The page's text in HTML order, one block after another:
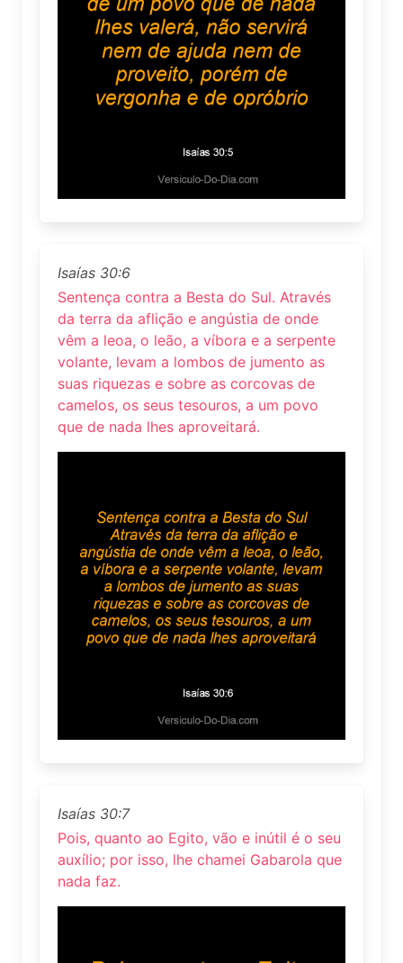
Isaías 30:6
Sentença contra a Besta do Sul. Através
da terra da aflição e angústia de onde
vêm a leoa, o leão, a víbora e a serpente
volante, levam a lombos de jumento as
suas riquezas e sobre as corcovas de
camelos, os seus tesouros, a um povo
que de nada lhes aproveitará.
Isaías 30:7
Pois, quanto ao Egito, vão e inútil é o seu
auxílio; por isso, lhe chamei Gabarola que
nada faz.